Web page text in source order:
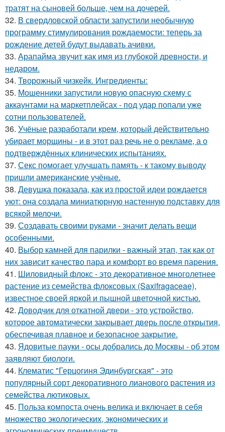
тратят на сыновей больше, чем на дочерей.
32. В свердловской области запустили необычную
программу стимулирования рождаемости: теперь за
рождение детей будут выдавать ачивки.
33. Арапайма звучит как имя из глубокой древности, и
недаром.
34. Творожный чизкейк. Ингредиенты:
35. Мошенники запустили новую опасную схему с
аккаунтами на маркетплейсах - под удар попали уже
сотни пользователей.
36. Учёные разработали крем, который действительно
убирает морщины - и в этот раз речь не о рекламе, а о
подтверждённых клинических испытаниях.
37. Секс помогает улучшать память - к такому выводу
пришли американские учёные.
38. Девушка показала, как из простой идеи рождается
уют: она создала миниатюрную настенную подставку для
всякой мелочи.
39. Создавать своими руками - значит делать вещи
особенными.
40. Выбор камней для парилки - важный этап, так как от
них зависит качество пара и комфорт во время парения.
41. Шиловидный флокс - это декоративное многолетнее
растение из семейства флоксовых (Saxifragaceae),
известное своей яркой и пышной цветочной кистью.
42. Доводчик для откатной двери - это устройство,
которое автоматически закрывает дверь после открытия,
обеспечивая плавное и безопасное закрытие.
43. Ядовитые пауки - осы добрались до Москвы - об этом
заявляют биологи.
44. Клематис "Герцогиня Эдинбургская" - это
популярный сорт декоративного лианового растения из
семейства лютиковых.
45. Польза компоста очень велика и включает в себя
множество экологических, экономических и